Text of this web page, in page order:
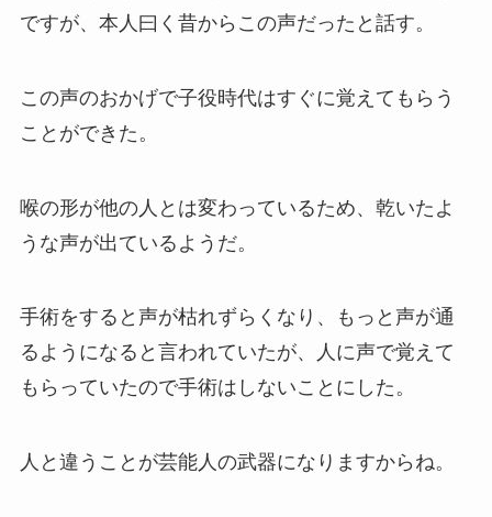
ですが、本人曰く昔からこの声だったと話す。
この声のおかげで子役時代はすぐに覚えてもらう
ことができた。
喉の形が他の人とは変わっているため、乾いたよ
うな声が出ているようだ。
手術をすると声が枯れずらくなり、もっと声が通
るようになると言われていたが、人に声で覚えて
もらっていたので手術はしないことにした。
人と違うことが芸能人の武器になりますからね。